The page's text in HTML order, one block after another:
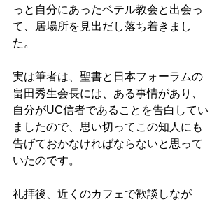
っと自分にあったベテル教会と出会っ
て、居場所を見出だし落ち着きまし
た。
実は筆者は、聖書と日本フォーラムの
畠田秀生会長には、ある事情があり、
自分がUC信者であることを告白してい
ましたので、思い切ってこの知人にも
告げておかなければならないと思って
いたのです。
礼拝後、近くのカフェで歓談しなが